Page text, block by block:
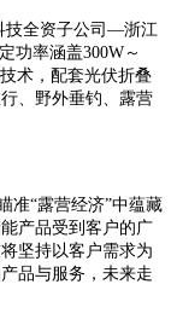
技全资子公司—浙江
功率涵盖300W～
术，配套光伏折叠
、野外垂钓、露营
准“露营经济”中蕴藏
产品受到客户的广
坚持以客户需求为
品与服务，未来走